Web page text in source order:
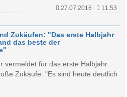
27.07.2016
11:53
Zukäufen: "Das erste Halbjahr
das beste der
vermeldet für das erste Halbjahr
Zukäufe. "Es sind heute deutlich